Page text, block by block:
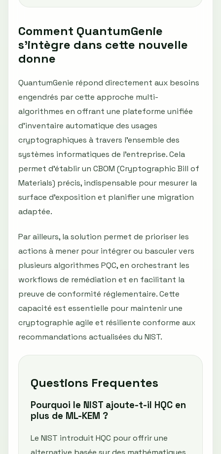
Comment QuantumGenie
s'intègre dans cette nouvelle
donne
QuantumGenie répond directement aux besoins
engendrés par cette approche multi-
algorithmes en offrant une plateforme unifiée
d’inventaire automatique des usages
cryptographiques à travers l'ensemble des
systèmes informatiques de l'entreprise. Cela
permet d’établir un CBOM (Cryptographic Bill of
Materials) précis, indispensable pour mesurer la
surface d’exposition et planifier une migration
adaptée.
Par ailleurs, la solution permet de prioriser les
actions à mener pour intégrer ou basculer vers
plusieurs algorithmes PQC, en orchestrant les
workflows de remédiation et en facilitant la
preuve de conformité réglementaire. Cette
capacité est essentielle pour maintenir une
cryptographie agile et résiliente conforme aux
recommandations actualisées du NIST.
Questions Frequentes
Pourquoi le NIST ajoute-t-il HQC en
plus de ML-KEM ?
Le NIST introduit HQC pour offrir une